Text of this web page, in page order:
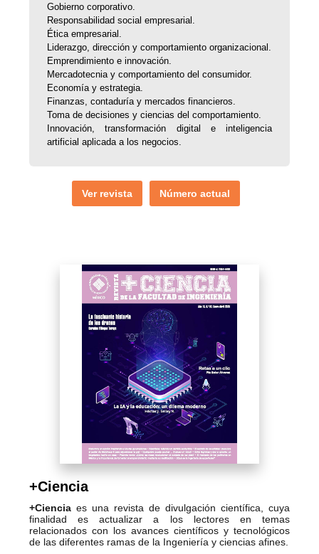
Gobierno corporativo.
Responsabilidad social empresarial.
Ética empresarial.
Liderazgo, dirección y comportamiento organizacional.
Emprendimiento e innovación.
Mercadotecnia y comportamiento del consumidor.
Economía y estrategia.
Finanzas, contaduría y mercados financieros.
Toma de decisiones y ciencias del comportamiento.
Innovación, transformación digital e inteligencia
artificial aplicada a los negocios.
Ver revista Número actual
+Ciencia
+Cienciaes una revista de divulgación científica, cuya
finalidad es actualizar a los lectores en temas
relacionados con los avances científicos y tecnológicos
de las diferentes ramas de la Ingeniería y ciencias afines.